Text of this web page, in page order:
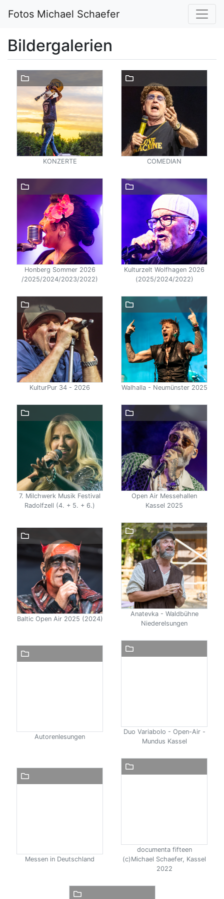
Fotos Michael Schaefer
Bildergalerien
KONZERTE COMEDIAN
Honberg Sommer 2026
/2025/2024/2023/2022)
Kulturzelt Wolfhagen 2026
(2025/2024/2022)
KulturPur 34 - 2026 Walhalla - Neumünster 2025
7. Milchwerk Musik Festival
Radolfzell (4. + 5. + 6.)
Open Air Messehallen
Kassel 2025
Baltic Open Air 2025 (2024)
Anatevka - Waldbühne
Niederelsungen
Autorenlesungen
Duo Variabolo - Open-Air -
Mundus Kassel
Messen in Deutschland
documenta fifteen
(c)Michael Schaefer, Kassel
2022